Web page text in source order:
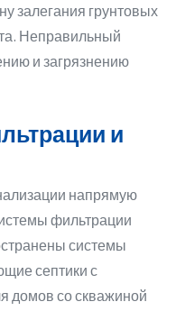
залегания грунтовых
Неправильный
и загрязнению
и
напрямую
фильтрации
системы
септики с
домов со скважиной